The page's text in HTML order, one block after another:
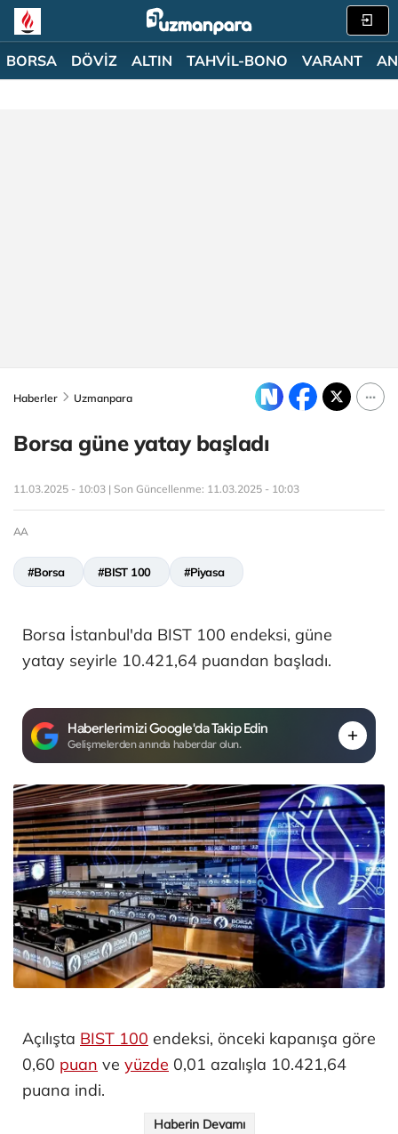
BORSA DÖVİZ ALTIN TAHVİL-BONO VARANT
Haberler Uzmanpara
Borsa güne yatay başladı
11.03.2025 - 10:03 | Son Güncellenme: 11.03.2025 - 10:03
AA
#Borsa #BIST 100 #Piyasa
Borsa İstanbul'da BIST 100 endeksi, güne
yatay seyirle 10.421,64 puandan başladı.
Haberlerimizi Google'da Takip Edin
Gelişmelerden anında haberdar olun.
Açılışta BIST 100 endeksi, önceki kapanışa göre
0,60 puan ve yüzde 0,01 azalışla 10.421,64
puana indi.
Haberin Devamı